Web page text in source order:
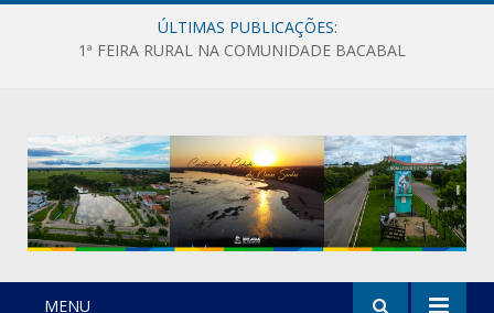
ÚLTIMAS PUBLICAÇÕES:
1ª FEIRA RURAL NA COMUNIDADE BACABAL
MENU